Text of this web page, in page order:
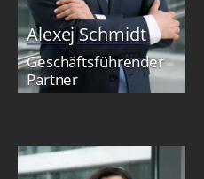
Alexej Schmidt
Geschäftsführender
Partner